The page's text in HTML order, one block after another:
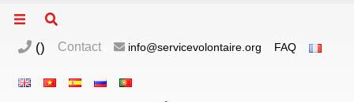
() Contact info@servicevolontaire.org FAQ